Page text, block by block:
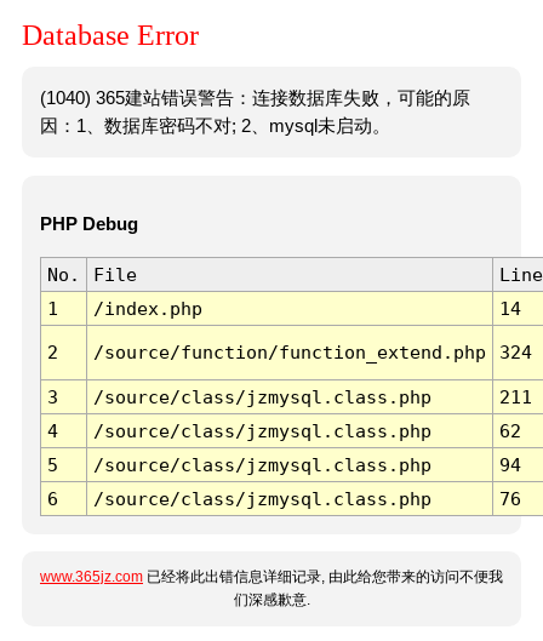
Database Error
(1040) 365建站错误警告：连接数据库失败，可能的原
因：1、数据库密码不对; 2、mysql未启动。
PHP Debug
No. File
Line
1
/index.php 14
2 /source/function/function_extend.php 324
3 /source/class/jzmysql.class.php
211
4
/source/class/jzmysql.class.php
62
5
/source/class/jzmysql.class.php
94
6
/source/class/jzmysql.class.php 76
www.365jz.com 已经将此出错信息详细记录, 由此给您带来的访问不便我
们深感歉意.